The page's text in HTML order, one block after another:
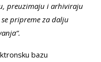
preuzimaju i arhiviraju
pripreme za dalju
bazu